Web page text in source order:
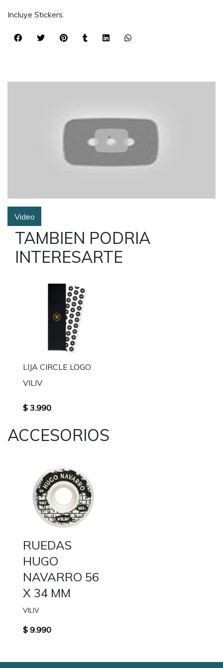
Incluye Stickers.
Video
TAMBIEN PODRIA
INTERESARTE
LIJA CIRCLE LOGO
VILIV
$ 3.990
ACCESORIOS
RUEDAS
HUGO
NAVARRO 56
X 34 MM
VILIV
$ 9.990